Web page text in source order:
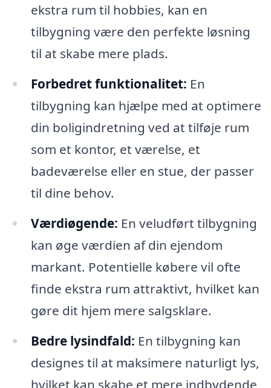
ekstra rum til hobbies, kan en
tilbygning være den perfekte løsning
til at skabe mere plads.
Forbedret funktionalitet: En
tilbygning kan hjælpe med at optimere
din boligindretning ved at tilføje rum
som et kontor, et værelse, et
badeværelse eller en stue, der passer
til dine behov.
Værdiøgende: En veludført tilbygning
kan øge værdien af din ejendom
markant. Potentielle købere vil ofte
finde ekstra rum attraktivt, hvilket kan
gøre dit hjem mere salgsklare.
Bedre lysindfald: En tilbygning kan
designes til at maksimere naturligt lys,
hvilket kan skabe et mere indbydende